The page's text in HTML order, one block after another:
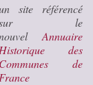
site référencé
le
Annuaire
Historique des
Communes de
France